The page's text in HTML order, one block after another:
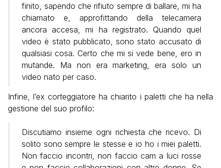
finito, sapendo che rifiuto sempre di ballare, mi ha
chiamato e, approfittando della telecamera
ancora accesa, mi ha registrato. Quando quel
video è stato pubblicato, sono stato accusato di
qualsiasi cosa. Certo che mi si vede bene, ero in
mutande. Ma non era marketing, era solo un
video nato per caso.
Infine, l’ex corteggiatore ha chiarito i paletti che ha nella
gestione del suo profilo:
Discutiamo insieme ogni richiesta che ricevo. Di
solito sono sempre le stesse e io ho i miei paletti.
Non faccio incontri, non faccio cam a luci rosse